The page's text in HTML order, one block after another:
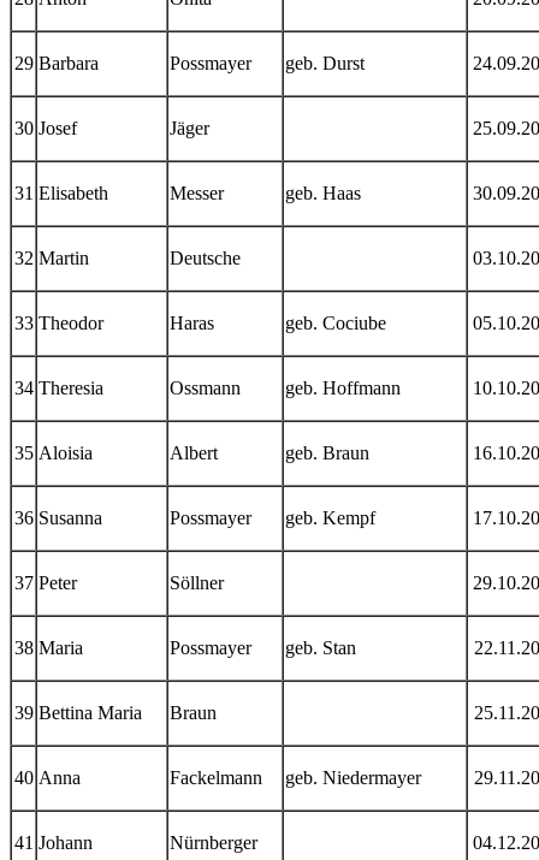
29 Barbara Possmayer geb. Durst
30 Josef Jäger
31 Elisabeth Messer geb. Haas
32 Martin Deutsche
33 Theodor Haras geb. Cociube
34 Theresia Ossmann geb. Hoffmann
35 Aloisia Albert geb. Braun
36 Susanna Possmayer geb. Kempf
37 Peter Söllner
38 Maria Possmayer geb. Stan
39 Bettina Maria Braun
40 Anna Fackelmann geb. Niedermayer
41 Johann Nürnberger